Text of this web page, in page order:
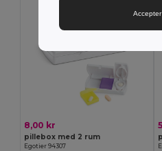
8,00 kr
pillebox med 2 rum
Egotier 94307
Accepter